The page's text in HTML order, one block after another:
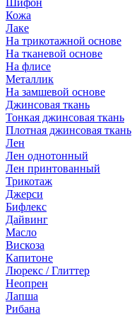
Шифон
Кожа
Лаке
На трикотажной основе
На тканевой основе
На флисе
Металлик
На замшевой основе
Джинсовая ткань
Тонкая джинсовая ткань
Плотная джинсовая ткань
Лен
Лен однотонный
Лен принтованный
Трикотаж
Джерси
Бифлекс
Дайвинг
Масло
Вискоза
Капитоне
Люрекс / Глиттер
Неопрен
Лапша
Рибана